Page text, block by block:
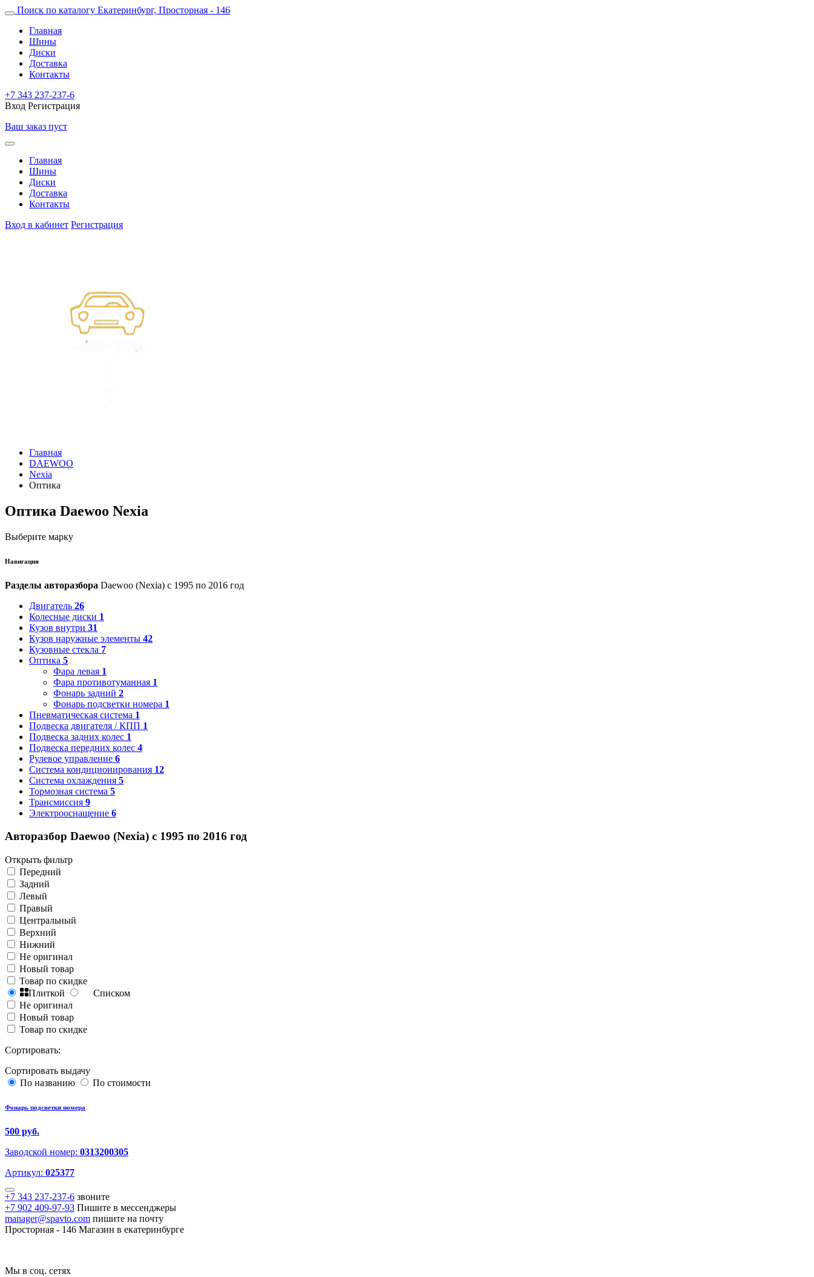
Поиск по каталогу Екатеринбург, Просторная - 146
Главная
Шины
Диски
Доставка
Контакты
+7 343 237-237-6
Вход Регистрация
Ваш заказ пуст
Главная
Шины
Диски
Доставка
Контакты
Вход в кабинет Регистрация
Главная
DAEWOO
Nexia
Оптика
Оптика Daewoo Nexia
Выберите марку
Навигация
Разделы авторазбора Daewoo (Nexia) с 1995 по 2016 год
Двигатель 26
Колесные диски 1
Кузов внутри 31
Кузов наружные элементы 42
Кузовные стекла 7
Оптика 5
Фара левая 1
Фара противотуманная 1
Фонарь задний 2
Фонарь подсветки номера 1
Пневматическая система 1
Подвеска двигателя / КПП 1
Подвеска задних колес 1
Подвеска передних колес 4
Рулевое управление 6
Система кондиционирования 12
Система охлаждения 5
Тормозная система 5
Трансмиссия 9
Электрооснащение 6
Авторазбор Daewoo (Nexia) с 1995 по 2016 год
Открыть фильтр
Передний
Задний
Левый
Правый
Центральный
Верхний
Нижний
Не оригинал
Новый товар
Товар по скидке
Плиткой
Списком
Не оригинал
Новый товар
Товар по скидке
Сортировать:
Сортировать выдачу
По названию
По стоимости
Фонарь подсветки номера
500 руб.
Заводской номер: 0313200305
Артикул: 025377
+7 343 237-237-6 звоните
+7 902 409-97-93 Пишите в мессенджеры
manager@spavto.com пишите на почту
Просторная - 146 Магазин в екатеринбурге
Мы в соц. сетях